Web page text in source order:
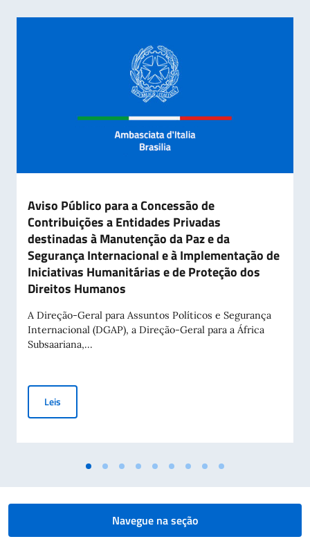
Aviso Público para a Concessão de
Contribuições a Entidades Privadas
destinadas à Manutenção da Paz e da
Segurança Internacional e à Implementação de
Iniciativas Humanitárias e de Proteção dos
Direitos Humanos
A Direção-Geral para Assuntos Políticos e Segurança
Internacional (DGAP), a Direção-Geral para a África
Subsaariana,...
Leis
Navegue na seção